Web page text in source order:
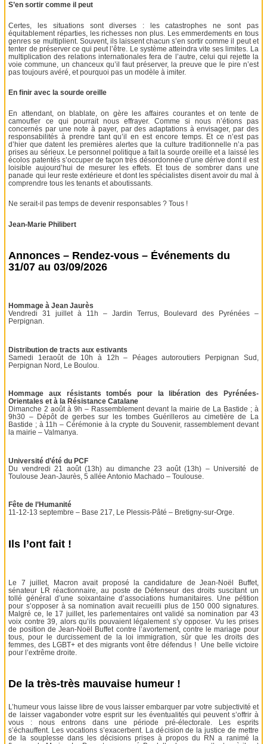
S’en sortir comme il peut
Certes, les situations sont diverses : les catastrophes ne sont pas
équitablement réparties, les richesses non plus. Les emmerdements en tous
genres se multiplient. Souvent, ils laissent chacun s’en sortir comme il peut et
tenter de préserver ce qui peut l’être. Le système atteindra vite ses limites. La
multiplication des relations internationales fera de l’autre, celui qui rejette la
voie commune, un chanceux qu’il faut préserver, la preuve que le pire n’est
pas toujours avéré, et pourquoi pas un modèle à imiter.
En finir avec la sourde oreille
En attendant, on blablate, on gère les affaires courantes et on tente de
camoufler ce qui pourrait nous effrayer. Comme si nous n’étions pas
concernés par une note à payer, par des adaptations à envisager, par des
responsabilités à prendre tant qu’il en est encore temps. Et ce n’est pas
d’hier que datent les premières alertes que la culture traditionnelle n’a pas
prises au sérieux. Le personnel politique a fait la sourde oreille et a laissé les
écolos patentés s’occuper de façon très désordonnée d’une dérive dont il est
loisible aujourd’hui de mesurer les effets. Et tous de sombrer dans une
panade qui leur reste extérieure et dont les spécialistes disent avoir du mal à
comprendre tous les tenants et aboutissants.
Ne serait-il pas temps de devenir responsables ? Tous !
Jean-Marie Philibert
Annonces – Rendez-vous – Événements du
31/07 au 03/09/2026
Hommage à Jean Jaurès
Vendredi 31 juillet à 11h – Jardin Terrus, Boulevard des Pyrénées –
Perpignan.
Distribution de tracts aux estivants
Samedi 1eraoût de 10h à 12h – Péages autoroutiers Perpignan Sud,
Perpignan Nord, Le Boulou.
Hommage aux résistants tombés pour la libération des Pyrénées-
Orientales et à la Résistance Catalane
Dimanche 2 août à 9h – Rassemblement devant la mairie de La Bastide ; à
9h30 – Dépôt de gerbes sur les tombes Guérilleros au cimetière de La
Bastide ; à 11h – Cérémonie à la crypte du Souvenir, rassemblement devant
la mairie – Valmanya.
Université d’été du PCF
Du vendredi 21 août (13h) au dimanche 23 août (13h) – Université de
Toulouse Jean-Jaurès, 5 allée Antonio Machado – Toulouse.
Fête de l’Humanité
11-12-13 septembre – Base 217, Le Plessis-Pâté – Bretigny-sur-Orge.
Ils l’ont fait !
Le 7 juillet, Macron avait proposé la candidature de Jean-Noël Buffet,
sénateur LR réactionnaire, au poste de Défenseur des droits suscitant un
tollé général d’une soixantaine d’associations humanitaires. Une pétition
pour s’opposer à sa nomination avait recueilli plus de 150 000 signatures.
Malgré ce, le 17 juillet, les parlementaires ont validé sa nomination par 43
voix contre 39, alors qu’ils pouvaient légalement s’y opposer. Vu les prises
de position de Jean-Noël Buffet contre l’avortement, contre le mariage pour
tous, pour le durcissement de la loi immigration, sûr que les droits des
femmes, des LGBT+ et des migrants vont être défendus ! Une belle victoire
pour l’extrême droite.
De la très-très mauvaise humeur !
L’humeur vous laisse libre de vous laisser embarquer par votre subjectivité et
de laisser vagabonder votre esprit sur les éventualités qui peuvent s’offrir à
vous : nous entrons dans une période pré-électorale. Les esprits
s’échauffent. Les vocations s’exacerbent. La décision de la justice de mettre
de la souplesse dans les décisions prises à propos du RN a ranimé la